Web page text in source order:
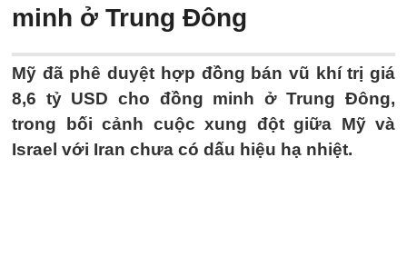
minh ở Trung Đông
Mỹ đã phê duyệt hợp đồng bán vũ khí trị giá
8,6 tỷ USD cho đồng minh ở Trung Đông,
trong bối cảnh cuộc xung đột giữa Mỹ và
Israel với Iran chưa có dấu hiệu hạ nhiệt.